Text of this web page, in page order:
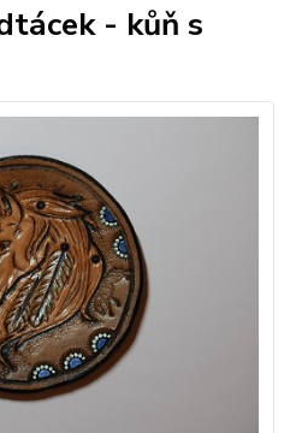
- kůň s